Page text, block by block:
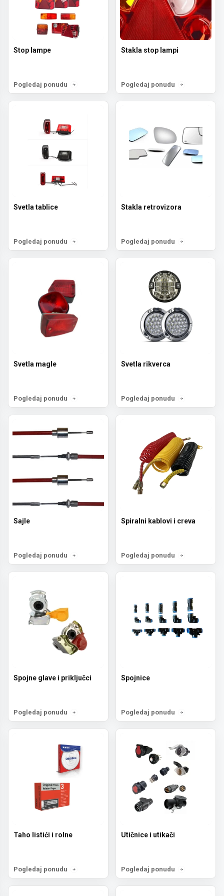
Stop lampe
Pogledaj ponudu
Stakla stop lampi
Pogledaj ponudu
Svetla tablice
Pogledaj ponudu
Stakla retrovizora
Pogledaj ponudu
Svetla magle
Pogledaj ponudu
Svetla rikverca
Pogledaj ponudu
Sajle
Pogledaj ponudu
Spiralni kablovi i creva
Pogledaj ponudu
Spojne glave i priključci
Pogledaj ponudu
Spojnice
Pogledaj ponudu
Taho listići i rolne
Pogledaj ponudu
Utičnice i utikači
Pogledaj ponudu